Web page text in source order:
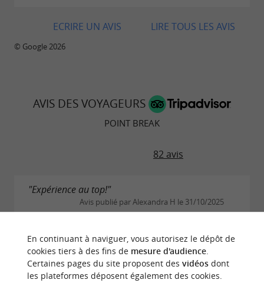
LIRE TOUS LES AVIS
ECRIRE UN AVIS
© Google 2026
AVIS DES VOYAGEURS
POINT BREAK
82 avis
"Expérience au top!"
Avis publié par Alexandra H le 31/10/2025
journée d’octobre. Encadrement et service au top!!!
Je recommande 100% Merci pour cette belle
expérience
LIRE L'AVIS COMPLET
En continuant à naviguer, vous autorisez le dépôt de
cookies tiers à des fins de mesure d'audience.
Certaines pages du site proposent des vidéosdont
les plateformes déposent également des cookies.